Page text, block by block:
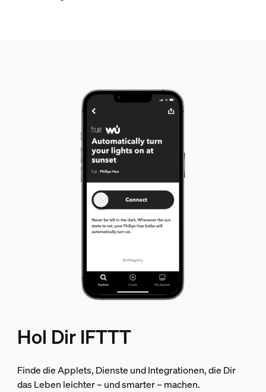
Hol Dir IFTTT
Finde die Applets, Dienste und Integrationen, die Dir
das Leben leichter – und smarter – machen.